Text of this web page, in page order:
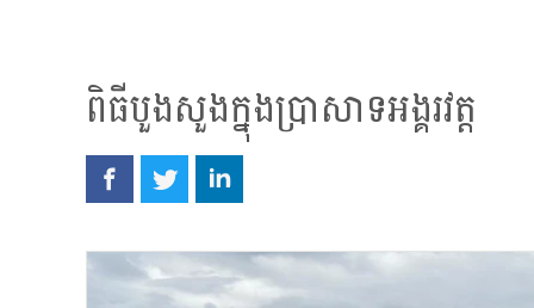
ពិធីបួងសួងក្នុងប្រាសាទអង្គរវត្ត